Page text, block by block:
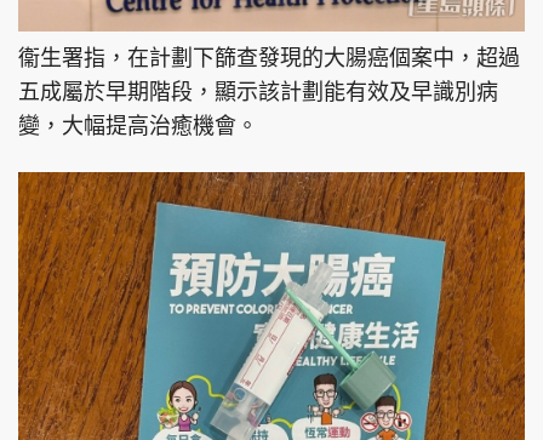
衞生署指，在計劃下篩查發現的大腸癌個案中，超過
五成屬於早期階段，顯示該計劃能有效及早識別病
變，大幅提高治癒機會。